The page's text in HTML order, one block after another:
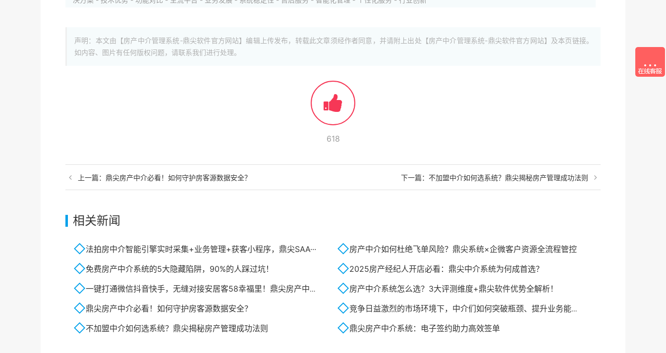
声明：本文由【房产中介管理系统-鼎尖软件官方网站】编辑上传发布，转载此文章须经作者同意，并请附上出处【房产中介管理系统-鼎尖软件官方网站】及本页链接。
如内容、图片有任何版权问题，请联系我们进行处理。
618
上一篇： 鼎尖房产中介必看！如何守护房客源数据安全？ 下一篇：不加盟中介如何选系统？鼎尖揭秘房产管理成功法则
相关新闻
法拍房中介智能引擎实时采集+业务管理+获客小程序，鼎尖SAA···
房产中介如何杜绝飞单风险？鼎尖系统×企微客户资源全流程管控
免费房产中介系统的5大隐藏陷阱，90%的人踩过坑！
2025房产经纪人开店必看：鼎尖中介系统为何成首选？
一键打通微信抖音快手，无缝对接安居客58幸福里！鼎尖房产中介···
房产中介系统怎么选？3大评测维度+鼎尖软件优势全解析！
鼎尖房产中介必看！如何守护房客源数据安全？
竞争日益激烈的市场环境下，中介们如何突破瓶颈、提升业务能力？
不加盟中介如何选系统？鼎尖揭秘房产管理成功法则
鼎尖房产中介系统：电子签约助力高效签单